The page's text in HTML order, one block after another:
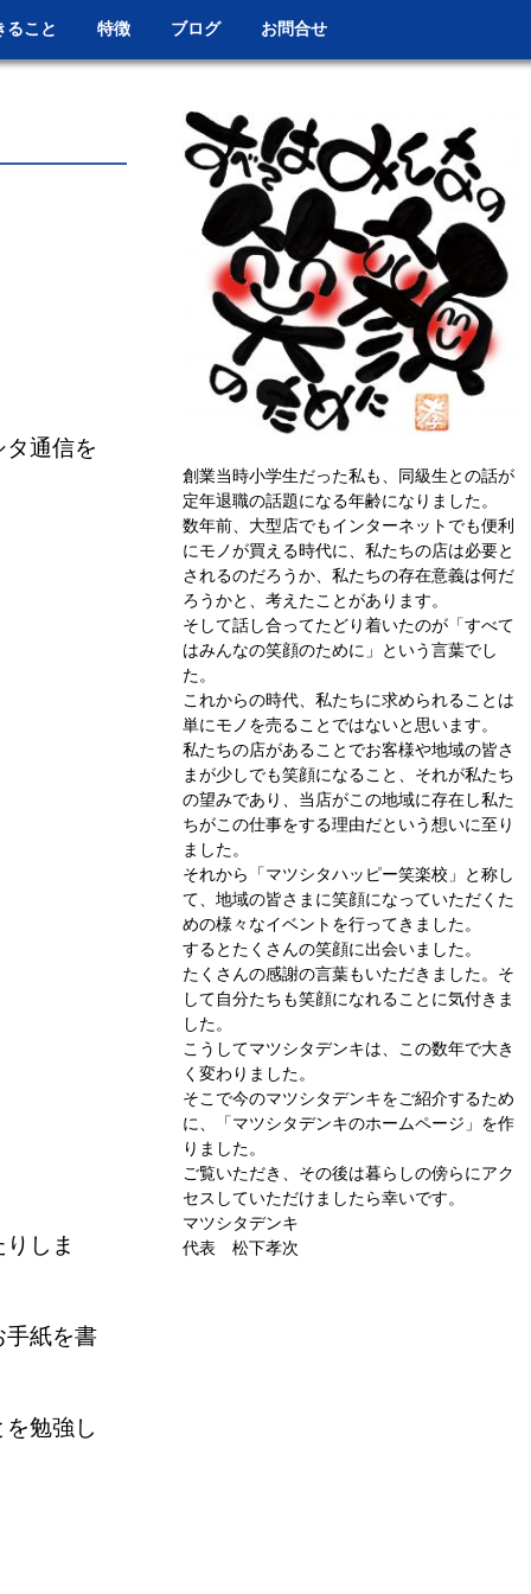
ること 特徴 ブログ お問合せ
通信を
しま
手紙を書
勉強し
創業当時小学生だった私も、同級生との話が
定年退職の話題になる年齢になりました。
数年前、大型店でもインターネットでも便利
にモノが買える時代に、私たちの店は必要と
されるのだろうか、私たちの存在意義は何だ
ろうかと、考えたことがあります。
そして話し合ってたどり着いたのが「すべて
はみんなの笑顔のために」という言葉でし
た。
これからの時代、私たちに求められることは
単にモノを売ることではないと思います。
私たちの店があることでお客様や地域の皆さ
まが少しでも笑顔になること、それが私たち
の望みであり、当店がこの地域に存在し私た
ちがこの仕事をする理由だという想いに至り
ました。
それから「マツシタハッピー笑楽校」と称し
て、地域の皆さまに笑顔になっていただくた
めの様々なイベントを行ってきました。
するとたくさんの笑顔に出会いました。
たくさんの感謝の言葉もいただきました。そ
して自分たちも笑顔になれることに気付きま
した。
こうしてマツシタデンキは、この数年で大き
く変わりました。
そこで今のマツシタデンキをご紹介するため
に、「マツシタデンキのホームページ」を作
りました。
ご覧いただき、その後は暮らしの傍らにアク
セスしていただけましたら幸いです。
マツシタデンキ
代表 松下孝次